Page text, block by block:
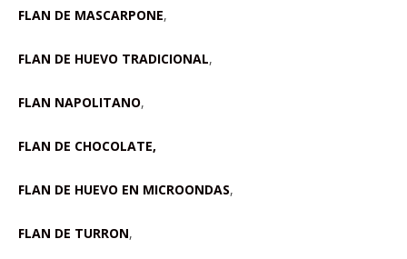
FLAN DE MASCARPONE,
FLAN DE HUEVO TRADICIONAL,
FLAN NAPOLITANO,
FLAN DE CHOCOLATE,
FLAN DE HUEVO EN MICROONDAS,
FLAN DE TURRON,